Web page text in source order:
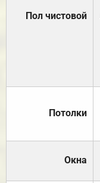
Пол чистовой
Потолки
Окна